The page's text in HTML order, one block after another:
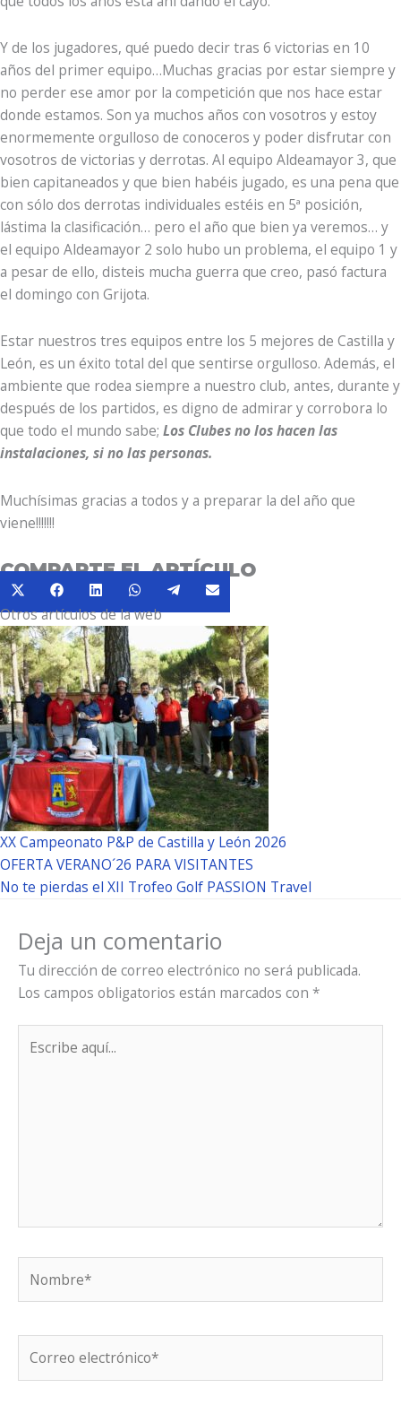
Y de los jugadores, qué puedo decir tras 6 victorias en 10
años del primer equipo…Muchas gracias por estar siempre y
no perder ese amor por la competición que nos hace estar
donde estamos. Son ya muchos años con vosotros y estoy
enormemente orgulloso de conoceros y poder disfrutar con
vosotros de victorias y derrotas. Al equipo Aldeamayor 3, que
bien capitaneados y que bien habéis jugado, es una pena que
con sólo dos derrotas individuales estéis en 5ª posición,
lástima la clasificación… pero el año que bien ya veremos… y
el equipo Aldeamayor 2 solo hubo un problema, el equipo 1 y
a pesar de ello, disteis mucha guerra que creo, pasó factura
el domingo con Grijota.
Estar nuestros tres equipos entre los 5 mejores de Castilla y
León, es un éxito total del que sentirse orgulloso. Además, el
ambiente que rodea siempre a nuestro club, antes, durante y
después de los partidos, es digno de admirar y corrobora lo
que todo el mundo sabe; Los Clubes no los hacen las
instalaciones, si no las personas.
Muchísimas gracias a todos y a preparar la del año que
viene!!!!!!!
COMPARTE EL ARTÍCULO
Compartir
en
(Twitter)
Compartir
en
FacebookCompartir
en
LinkedInCompartir
en
WhatsAppCompartir
en
TelegramCompartir
en
Otros artículos de la web
XX Campeonato P&P de Castilla y León 2026
OFERTA VERANO´26 PARA VISITANTES
No te pierdas el XII Trofeo Golf PASSION Travel
Deja un comentario
Tu dirección de correo electrónico no será publicada.
Los campos obligatorios están marcados con *
aquí...
electrónico*